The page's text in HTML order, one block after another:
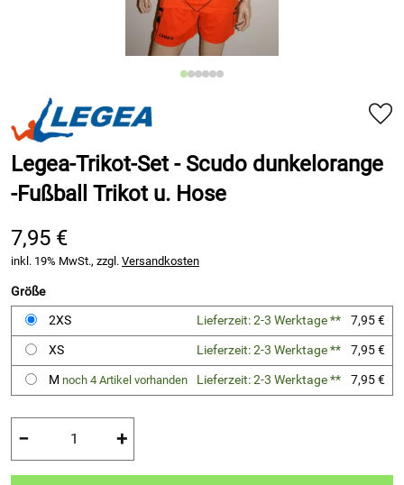
Legea-Trikot-Set - Scudo dunkelorange
-Fußball Trikot u. Hose
7,95 €
inkl. 19% MwSt., zzgl. Versandkosten
Größe
2XS
Lieferzeit: 2-3 Werktage **
7,95 €
XS
Lieferzeit: 2-3 Werktage **
7,95 €
M noch 4 Artikel vorhanden Lieferzeit: 2-3 Werktage ** 7,95 €
− +